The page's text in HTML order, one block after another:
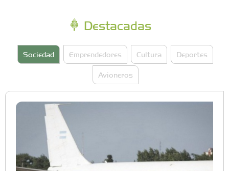
Destacadas
Sociedad Emprendedores Cultura Deportes
Avioneros